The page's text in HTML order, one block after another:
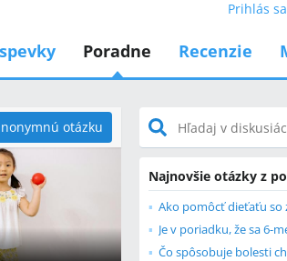
Prihlás sa
Poradne Recenzie
otázku
Najnovšie otázky z
Ako pomôcť dieťaťu so
Čo spôsobuje bolesti